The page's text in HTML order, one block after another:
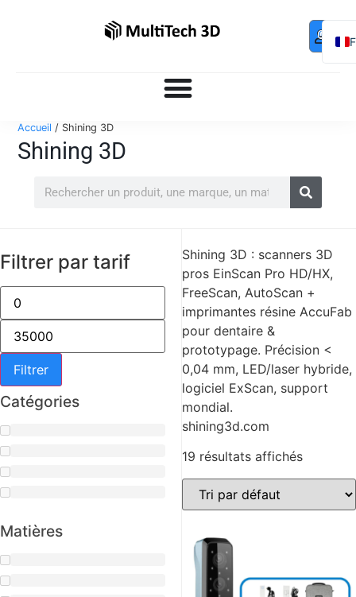
0,00 €
Accueil / Shining 3D
Shining 3D
Filtrer par tarif
Filtrer
Catégories
Matières
Shining 3D : scanners 3D
pros EinScan Pro HD/HX,
FreeScan, AutoScan +
imprimantes résine AccuFab
pour dentaire &
prototypage. Précision <
0,04 mm, LED/laser hybride,
logiciel ExScan, support
mondial.
shining3d.com
19 résultats affichés